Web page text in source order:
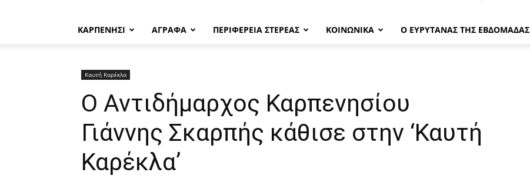
ΚΑΡΠΕΝΗΣΙ ΑΓΡΑΦΑ ΠΕΡΙΦΕΡΕΙΑ ΣΤΕΡΕΑΣ ΚΟΙΝΩΝΙΚΑ Ο ΕΥΡΥΤΑΝΑΣ ΤΗΣ ΕΒΔΟΜΑΔΑΣ
Καυτή Καρέκλα
O Αντιδήμαρχος Καρπενησίου
Γιάννης Σκαρπής κάθισε στην ‘Καυτή
Καρέκλα’